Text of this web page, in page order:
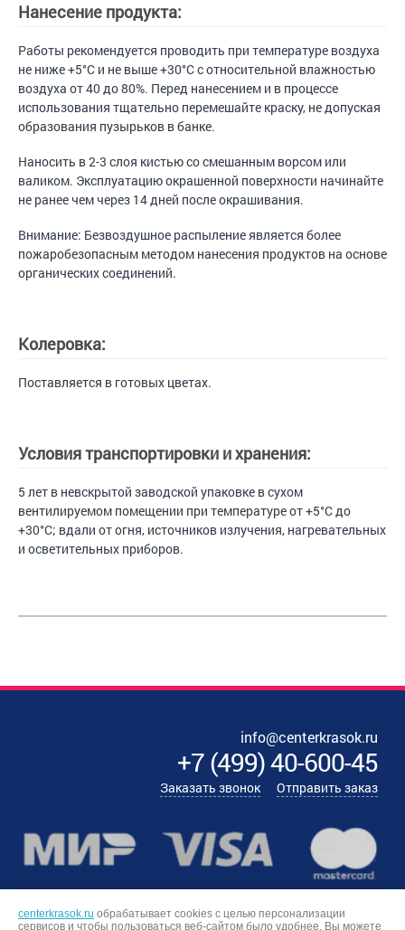
Нанесение продукта:
Работы рекомендуется проводить при температуре воздуха
не ниже +5°С и не выше +30°С с относительной влажностью
воздуха от 40 до 80%. Перед нанесением и в процессе
использования тщательно перемешайте краску, не допуская
образования пузырьков в банке.
Наносить в 2-3 слоя кистью со смешанным ворсом или
валиком. Эксплуатацию окрашенной поверхности начинайте
не ранее чем через 14 дней после окрашивания.
Внимание: Безвоздушное распыление является более
пожаробезопасным методом нанесения продуктов на основе
органических соединений.
Колеровка:
Поставляется в готовых цветах.
Условия транспортировки и хранения:
5 лет в невскрытой заводской упаковке в сухом
вентилируемом помещении при температуре от +5°С до
+30°C; вдали от огня, источников излучения, нагревательных
и осветительных приборов.
info@centerkrasok.ru
+7(499)40-600-45
Заказать звонок Отправить заказ
centerkrasok.ru обрабатывает cookies с целью персонализации
сервисов и чтобы пользоваться веб-сайтом было удобнее. Вы можете